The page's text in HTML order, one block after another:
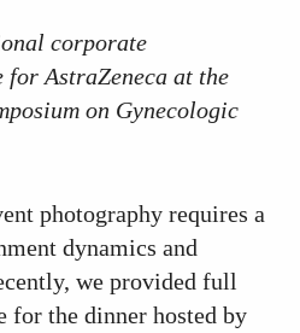
corporate
for AstraZeneca at the
on Gynecologic
photography requires a
dynamics and
we provided full
for the dinner hosted by